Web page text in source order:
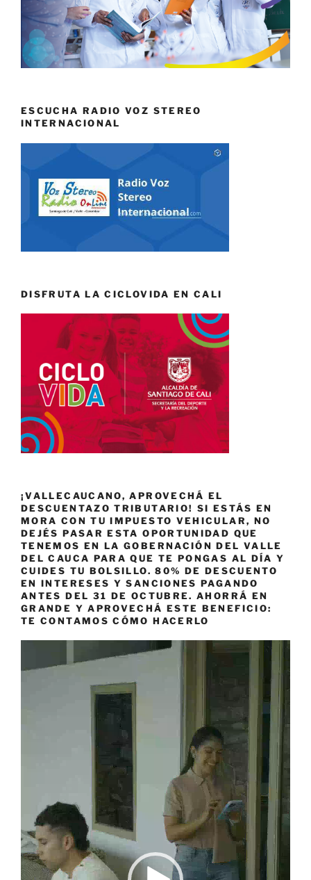
ESCUCHA RADIO VOZ STEREO
INTERNACIONAL
DISFRUTA LA CICLOVIDA EN CALI
¡VALLECAUCANO, APROVECHÁ EL
DESCUENTAZO TRIBUTARIO! SI ESTÁS EN
MORA CON TU IMPUESTO VEHICULAR, NO
DEJÉS PASAR ESTA OPORTUNIDAD QUE
TENEMOS EN LA GOBERNACIÓN DEL VALLE
DEL CAUCA PARA QUE TE PONGAS AL DÍA Y
CUIDES TU BOLSILLO. 80% DE DESCUENTO
EN INTERESES Y SANCIONES PAGANDO
ANTES DEL 31 DE OCTUBRE. AHORRÁ EN
GRANDE Y APROVECHÁ ESTE BENEFICIO:
TE CONTAMOS CÓMO HACERLO